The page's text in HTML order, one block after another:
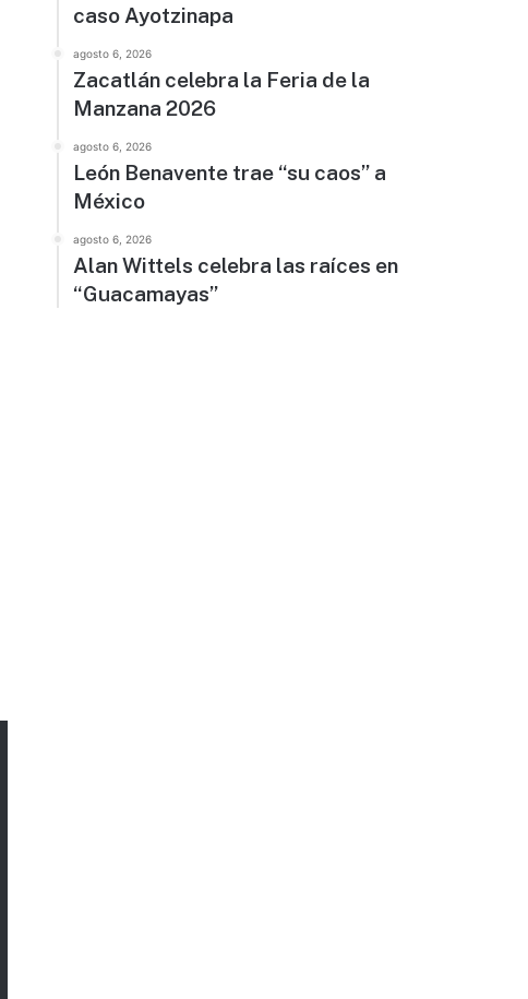
caso Ayotzinapa
agosto 6, 2026
Zacatlán celebra la Feria de la
Manzana 2026
agosto 6, 2026
León Benavente trae “su caos” a
México
agosto 6, 2026
Alan Wittels celebra las raíces en
“Guacamayas”